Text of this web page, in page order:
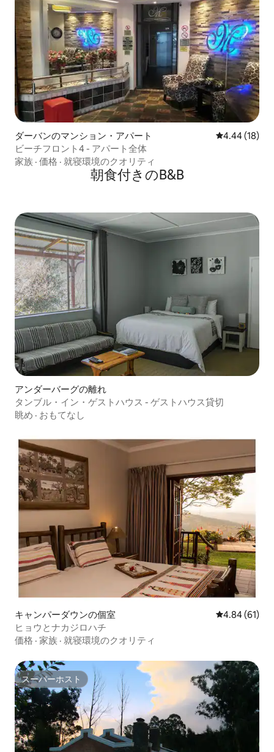
ダーバンのマンション・アパート レビュー18
4.44 (18)
ビーチフロント4 - アパート全体
家族 · 価格 · 就寝環境のクオリティ
朝食付きのB&B
アンダーバーグの離れ
タンブル・イン・ゲストハウス - ゲストハウス貸切
眺め · おもてなし
キャンパーダウンの個室 レビュー61
4.84 (61)
ヒョウとナカジロハチ
価格 · 家族 · 就寝環境のクオリティ
スーパーホスト
スーパーホスト